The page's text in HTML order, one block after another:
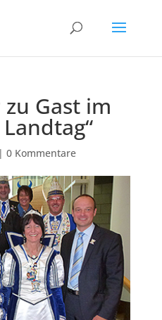
Gast im
| 0 Kommentare